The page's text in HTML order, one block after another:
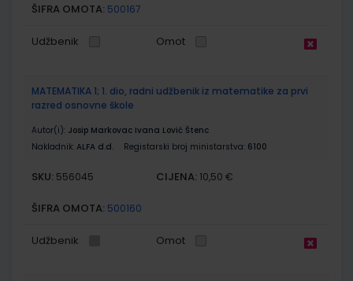
ŠIFRA OMOTA: 500167
Udžbenik Omot
MATEMATIKA 1; 1. dio, radni udžbenik iz matematike za prvi
razred osnovne škole
Autor(i): Josip Markovac Ivana Lović Štenc
Nakladnik: ALFA d.d. Registarski broj ministarstva: 6100
SKU: 556045 CIJENA: 10,50 €
ŠIFRA OMOTA: 500160
Udžbenik Omot